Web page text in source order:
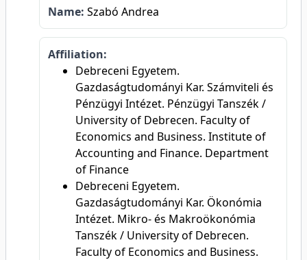
Name: Szabó Andrea
Affiliation:
Debreceni Egyetem.
Gazdaságtudományi Kar. Számviteli és
Pénzügyi Intézet. Pénzügyi Tanszék /
University of Debrecen. Faculty of
Economics and Business. Institute of
Accounting and Finance. Department
of Finance
Debreceni Egyetem.
Gazdaságtudományi Kar. Ökonómia
Intézet. Mikro- és Makroökonómia
Tanszék / University of Debrecen.
Faculty of Economics and Business.